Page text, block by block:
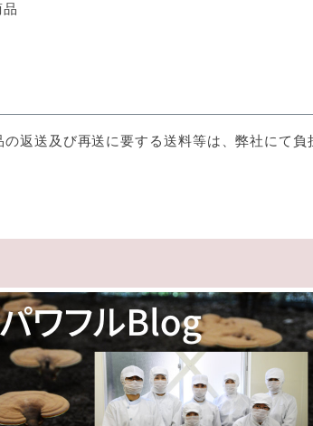
返送及び再送に要する送料等は、弊社にて負